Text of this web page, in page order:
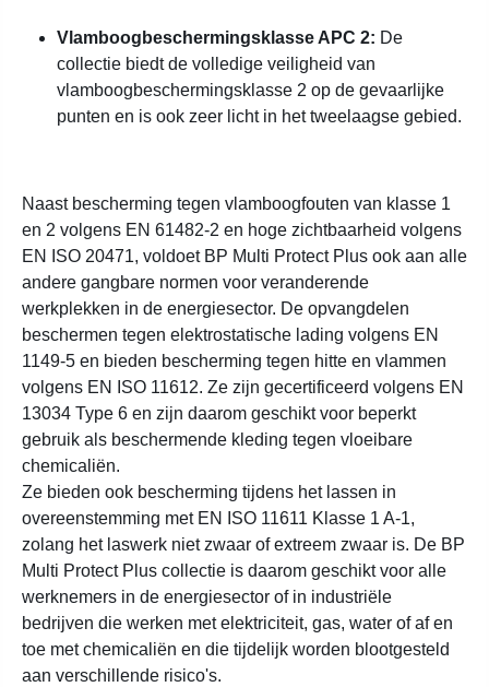
Vlamboogbeschermingsklasse APC 2: De
collectie biedt de volledige veiligheid van
vlamboogbeschermingsklasse 2 op de gevaarlijke
punten en is ook zeer licht in het tweelaagse gebied.
Naast bescherming tegen vlamboogfouten van klasse 1
en 2 volgens EN 61482-2 en hoge zichtbaarheid volgens
EN ISO 20471, voldoet BP Multi Protect Plus ook aan alle
andere gangbare normen voor veranderende
werkplekken in de energiesector. De opvangdelen
beschermen tegen elektrostatische lading volgens EN
1149-5 en bieden bescherming tegen hitte en vlammen
volgens EN ISO 11612. Ze zijn gecertificeerd volgens EN
13034 Type 6 en zijn daarom geschikt voor beperkt
gebruik als beschermende kleding tegen vloeibare
chemicaliën.
Ze bieden ook bescherming tijdens het lassen in
overeenstemming met EN ISO 11611 Klasse 1 A-1,
zolang het laswerk niet zwaar of extreem zwaar is. De BP
Multi Protect Plus collectie is daarom geschikt voor alle
werknemers in de energiesector of in industriële
bedrijven die werken met elektriciteit, gas, water of af en
toe met chemicaliën en die tijdelijk worden blootgesteld
aan verschillende risico's.